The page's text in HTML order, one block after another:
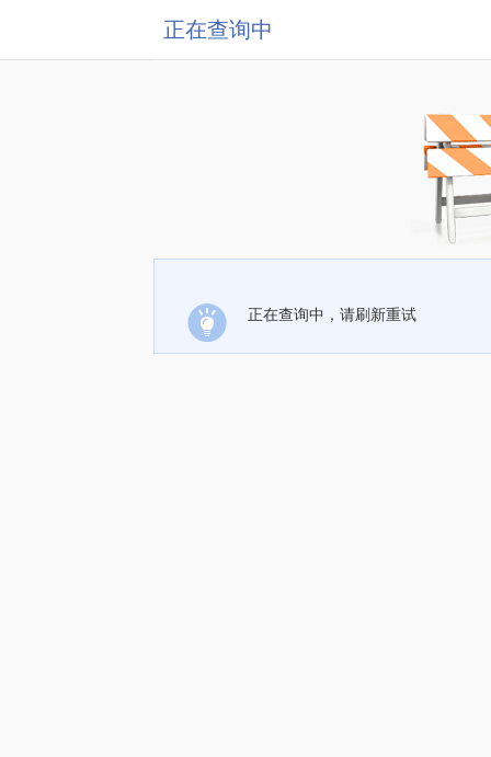
正在查询中
正在查询中，请刷新重试